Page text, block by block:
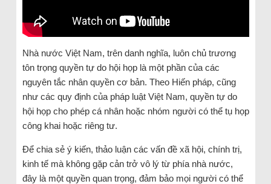
Nhà nước Việt Nam, trên danh nghĩa, luôn chủ trương
tôn trọng quyền tự do hội họp là một phần của các
nguyên tắc nhân quyền cơ bản. Theo Hiến pháp, cũng
như các quy định của pháp luật Việt Nam, quyền tự do
hội họp cho phép cá nhân hoặc nhóm người có thể tụ họp
công khai hoặc riêng tư.
Để chia sẻ ý kiến, thảo luận các vấn đề xã hội, chính trị,
kinh tế mà không gặp cản trở vô lý từ phía nhà nước,
đây là một quyền quan trọng, đảm bảo mọi người có thể